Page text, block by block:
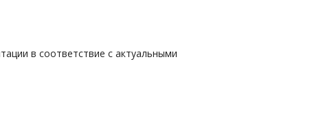
в соответствие с актуальными